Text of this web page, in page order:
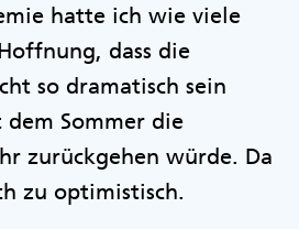
hatte ich wie viele
dass die
so dramatisch sein
Sommer die
zurückgehen würde. Da
zu optimistisch.